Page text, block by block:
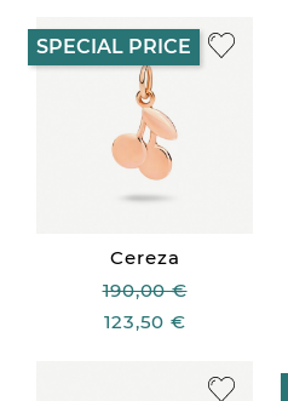
Cereza
190,00 €
123,50 €
SPECIAL PRICE